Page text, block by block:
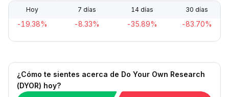
Hoy 7 días 14 días 30 días
-19.38% -8.33% -35.89% -83.70%
¿Cómo te sientes acerca de Do Your Own Research
(DYOR) hoy?